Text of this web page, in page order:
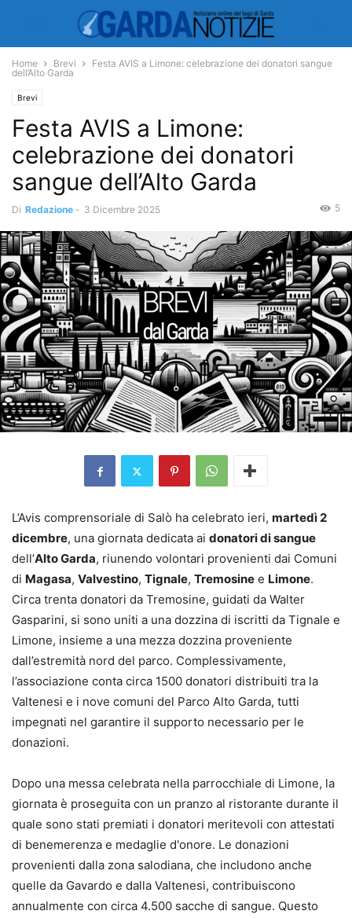
Home Brevi
Festa AVIS a Limone: celebrazione dei donatori sangue
dell’Alto Garda
Brevi
Festa AVIS a Limone:
celebrazione dei donatori
sangue dell’Alto Garda
Di Redazione - 3 Dicembre 2025 5
L’Avis comprensoriale di Salò ha celebrato ieri, martedì 2
dicembre, una giornata dedicata ai donatori di sangue
dell’Alto Garda, riunendo volontari provenienti dai Comuni
di Magasa, Valvestino, Tignale, Tremosine e Limone.
Circa trenta donatori da Tremosine, guidati da Walter
Gasparini, si sono uniti a una dozzina di iscritti da Tignale e
Limone, insieme a una mezza dozzina proveniente
dall’estremità nord del parco. Complessivamente,
l’associazione conta circa 1500 donatori distribuiti tra la
Valtenesi e i nove comuni del Parco Alto Garda, tutti
impegnati nel garantire il supporto necessario per le
donazioni.
Dopo una messa celebrata nella parrocchiale di Limone, la
giornata è proseguita con un pranzo al ristorante durante il
quale sono stati premiati i donatori meritevoli con attestati
di benemerenza e medaglie d'onore. Le donazioni
provenienti dalla zona salodiana, che includono anche
quelle da Gavardo e dalla Valtenesi, contribuiscono
annualmente con circa 4.500 sacche di sangue. Questo